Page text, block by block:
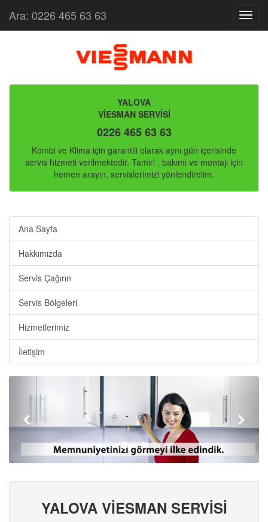
Menu
Ara: 0226 465 63 63
YALOVA
VİESMAN SERVİSİ
0226 465 63 63
Kombi ve Klima için garantili olarak aynı gün içerisinde
servis hizmeti verilmektedir. Tamiri , bakımı ve montajı için
hemen arayın, servislerimizi yönlendirelim.
Ana Sayfa
Hakkımızda
Servis Çağırın
Servis Bölgeleri
Hizmetlerimiz
İletişim
YALOVA VİESMAN SERVİSİ